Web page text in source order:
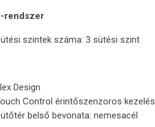
rendszer
szintek száma: 3 sütési szint
Design
Control érintőszenzoros kezelés
belső bevonata: nemesacél